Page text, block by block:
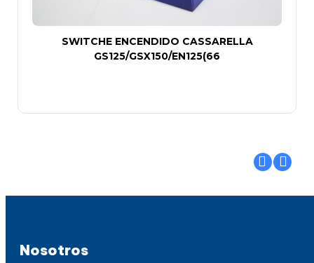
SWITCHE ENCENDIDO CASSARELLA
GS125/GSX150/EN125(66
Nosotros